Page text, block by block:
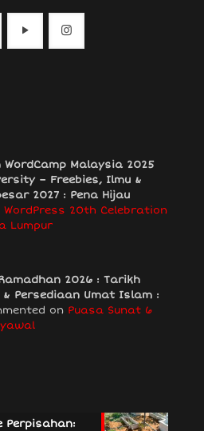
WordCamp Malaysia 2025
– Freebies, Ilmu &
2027 : Pena Hijau
WordPress 20th Celebration
Lumpur
2026 : Tarikh
Persediaan Umat Islam :
on Puasa Sunat 6
Perpisahan: